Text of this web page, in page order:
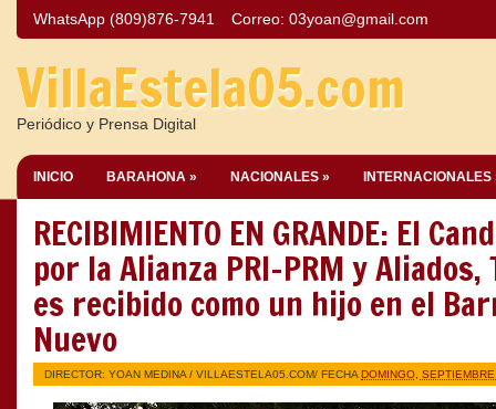
WhatsApp (809)876-7941 Correo: 03yoan@gmail.com
VillaEstela05.com
Periódico y Prensa Digital
INICIO BARAHONA » NACIONALES » INTERNACIONALES
RECIBIMIENTO EN GRANDE: El
por la Alianza PRI-PRM y
es recibido como un hijo en el
Nuevo
DIRECTOR: YOAN MEDINA / VILLAESTELA05.COM/ FECHA DOMINGO,